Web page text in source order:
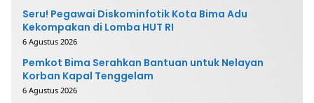
Seru! Pegawai Diskominfotik Kota Bima Adu
Kekompakan di Lomba HUT RI
6 Agustus 2026
Pemkot Bima Serahkan Bantuan untuk Nelayan
Korban Kapal Tenggelam
6 Agustus 2026